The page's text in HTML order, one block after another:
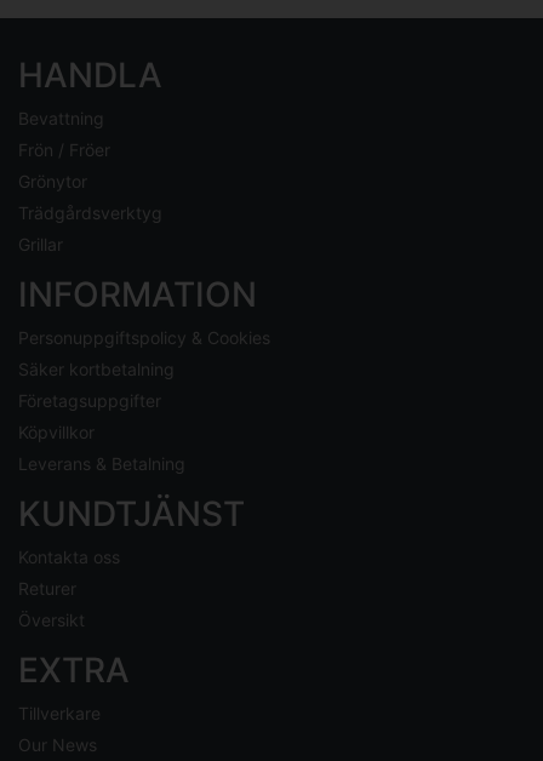
HANDLA
Bevattning
Frön / Fröer
Grönytor
Trädgårdsverktyg
Grillar
INFORMATION
Personuppgiftspolicy & Cookies
Säker kortbetalning
Företagsuppgifter
Köpvillkor
Leverans & Betalning
KUNDTJÄNST
Kontakta oss
Returer
Översikt
EXTRA
Tillverkare
Our News